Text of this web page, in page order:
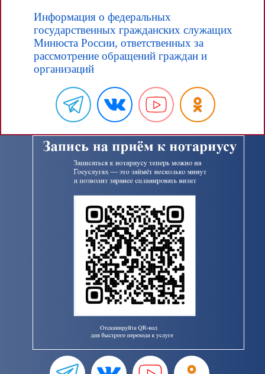
Информация о федеральных
государственных гражданских служащих
Минюста России, ответственных за
рассмотрение обращений граждан и
организаций